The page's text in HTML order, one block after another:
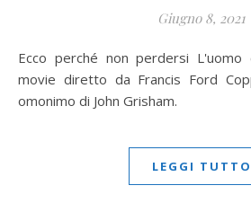
Giugno 8, 2021
Ecco perché non perdersi L'uomo della pioggia, il legal
movie diretto da Francis Ford
omonimo di John Grisham.
LEGGI TUTTO